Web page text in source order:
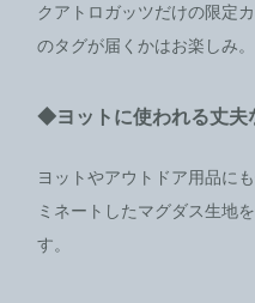
クアトロガッツだけの限定
のタグが届くかはお楽しみ
◆ヨットに使われる丈夫
ヨットやアウトドア用品に
ミネートしたマグダス生地
す。